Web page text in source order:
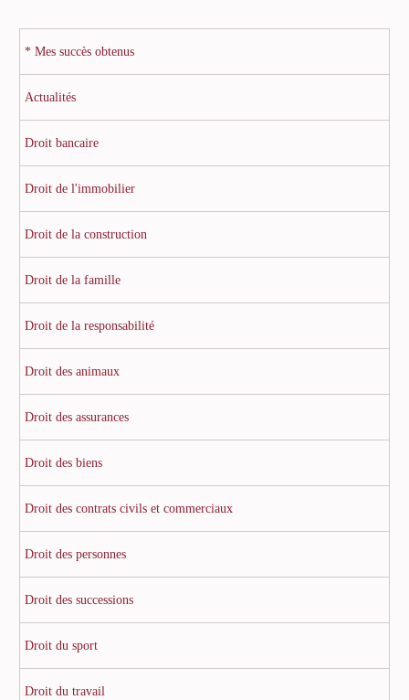
* Mes succès obtenus
Actualités
Droit bancaire
Droit de l'immobilier
Droit de la construction
Droit de la famille
Droit de la responsabilité
Droit des animaux
Droit des assurances
Droit des biens
Droit des contrats civils et commerciaux
Droit des personnes
Droit des successions
Droit du sport
Droit du travail